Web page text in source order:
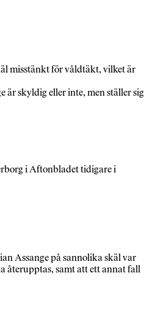
misstänkt för våldtäkt, vilket är
är skyldig eller inte, men ställer sig
i Aftonbladet tidigare i
Assange på sannolika skäl var
återupptas, samt att ett annat fall